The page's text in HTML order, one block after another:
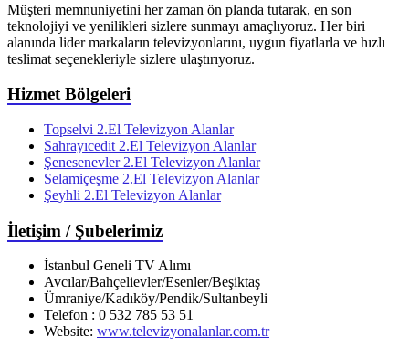
Müşteri memnuniyetini her zaman ön planda tutarak, en son
teknolojiyi ve yenilikleri sizlere sunmayı amaçlıyoruz. Her biri
alanında lider markaların televizyonlarını, uygun fiyatlarla ve hızlı
teslimat seçenekleriyle sizlere ulaştırıyoruz.
Hizmet Bölgeleri
Topselvi 2.El Televizyon Alanlar
Sahrayıcedit 2.El Televizyon Alanlar
Şenesenevler 2.El Televizyon Alanlar
Selamiçeşme 2.El Televizyon Alanlar
Şeyhli 2.El Televizyon Alanlar
İletişim / Şubelerimiz
İstanbul Geneli TV Alımı
Avcılar/Bahçelievler/Esenler/Beşiktaş
Ümraniye/Kadıköy/Pendik/Sultanbeyli
Telefon : 0 532 785 53 51
Website: www.televizyonalanlar.com.tr